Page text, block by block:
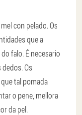
con pelado. Os
que a
falo. É necesario
Os
tal pomada
o pene, mellora
da pel.